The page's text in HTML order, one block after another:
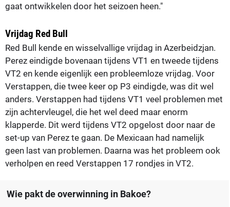
gaat ontwikkelen door het seizoen heen."
Vrijdag Red Bull
Red Bull kende en wisselvallige vrijdag in Azerbeidzjan.
Perez eindigde bovenaan tijdens VT1 en tweede tijdens
VT2 en kende eigenlijk een probleemloze vrijdag. Voor
Verstappen, die twee keer op P3 eindigde, was dit wel
anders. Verstappen had tijdens VT1 veel problemen met
zijn achtervleugel, die het wel deed maar enorm
klapperde. Dit werd tijdens VT2 opgelost door naar de
set-up van Perez te gaan. De Mexicaan had namelijk
geen last van problemen. Daarna was het probleem ook
verholpen en reed Verstappen 17 rondjes in VT2.
Wie pakt de overwinning in Bakoe?